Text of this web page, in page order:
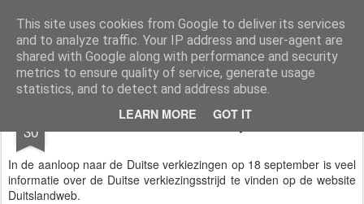
This site uses cookies from Google to deliver its services
and to analyze traffic. Your IP address and user-agent are
shared with Google along with performance and security
metrics to ensure quality of service, generate usage
statistics, and to detect and address abuse.
LEARN MORE GOT IT
Styloblog Stylo is secretariaat en tekstredactie Ytzen Lont
Pages
30 Duitse stemwijzer
In de aanloop naar de Duitse verkiezingen op 18 september is veel
informatie over de Duitse verkiezingsstrijd te vinden op de website
Duitslandweb.